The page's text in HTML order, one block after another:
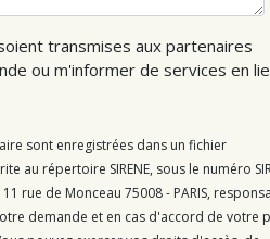
transmises aux partenaires
ou m'informer de services en
sont enregistrées dans un fichier
au répertoire SIRENE, sous le numéro
rue de Monceau 75008 - PARIS,
demande et en cas d'accord de votre